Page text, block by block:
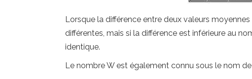
Lorsque la différence entre deux valeurs
différentes, mais si la différence est inférieure au
identique.
Le nombre W est également connu sous le nom